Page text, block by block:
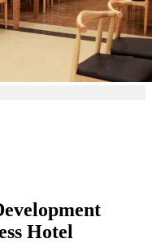
Hotel